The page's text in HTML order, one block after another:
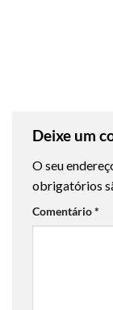
Deixe um
O seu
obrigatórios
Comentário*